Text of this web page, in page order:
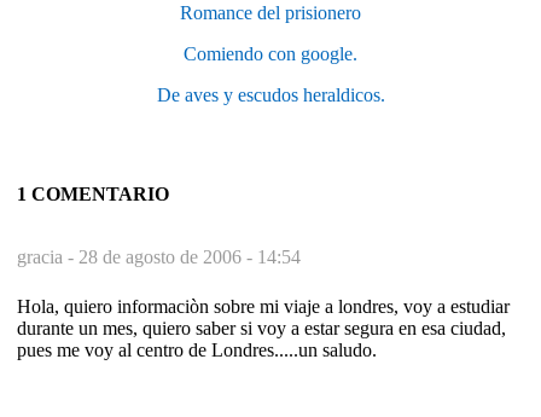
Romance del prisionero
Comiendo con google.
De aves y escudos heraldicos.
1 COMENTARIO
gracia - 28 de agosto de 2006 - 14:54
Hola, quiero informaciòn sobre mi viaje a londres, voy a estudiar
durante un mes, quiero saber si voy a estar segura en esa ciudad,
pues me voy al centro de Londres.....un saludo.